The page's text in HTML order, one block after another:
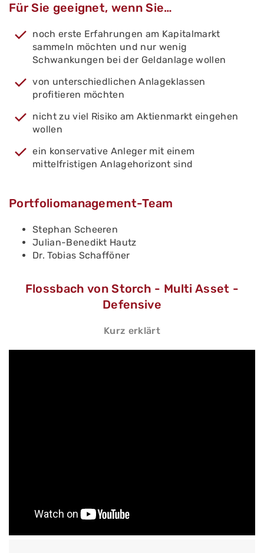
Für Sie geeignet, wenn Sie…
noch erste Erfahrungen am Kapitalmarkt
sammeln möchten und nur wenig
Schwankungen bei der Geldanlage wollen
von unterschiedlichen Anlageklassen
profitieren möchten
nicht zu viel Risiko am Aktienmarkt eingehen
wollen
ein konservative Anleger mit einem
mittelfristigen Anlagehorizont sind
Portfoliomanagement-Team
Stephan Scheeren
Julian-Benedikt Hautz
Dr. Tobias Schafföner
Flossbach von Storch - Multi Asset -
Defensive
Kurz erklärt